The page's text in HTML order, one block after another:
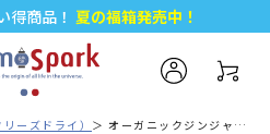
得商品！ 夏の福箱発売中！
い物で全国一律送料無料♪
える500ポイント プレゼント！
ーズドライ） オーガニックジンジャー＆レモングラスティーのレビュー一覧